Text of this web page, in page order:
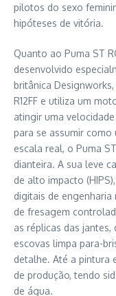
pilotos do sexo
hipóteses de vitória.
Quanto ao Puma ST
desenvolvido
britânica
R12FF e utiliza um
atingir uma
para se assumir
escala real, o Puma
dianteira. A sua leve
de alto impacto
digitais de
de fresagem
as réplicas das
escovas limpa para-
detalhe. Até a pintura
de produção, tendo
de água.